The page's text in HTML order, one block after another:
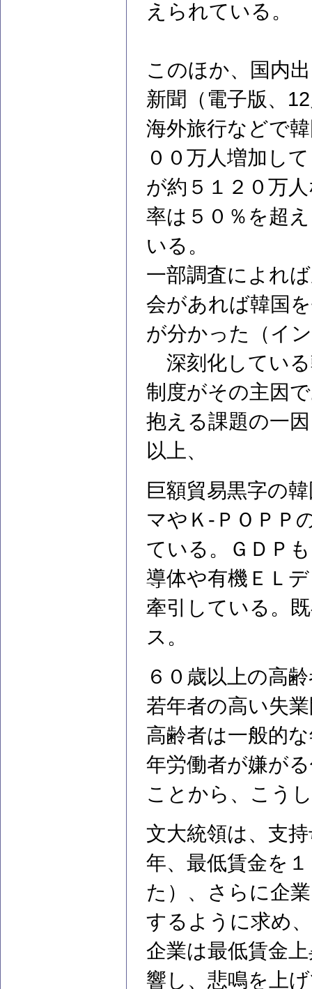
えられている。
このほか、国内
新聞（電子版、
海外旅行などで
００万人増加し
が約５１２０万
率は５０％を超
いる。
一部調査によれ
会があれば韓国
が分かった（イ
深刻化している
制度がその主因
抱える課題の一
以上、
巨額貿易黒字の
マやＫ-ＰＯＰＰ
ている。ＧＤＰ
導体や有機ＥＬ
牽引している。
ス。
６０歳以上の高
若年者の高い失
高齢者は一般的
年労働者が嫌が
ことから、こう
文大統領は、支
年、最低賃金を
た）、さらに企
するように求め
企業は最低賃金
響し、悲鳴を上